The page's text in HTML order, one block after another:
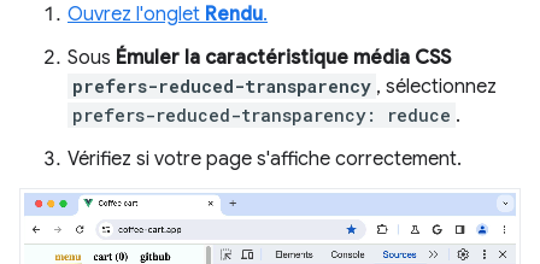
Ouvrez l'onglet Rendu.
Sous Émuler la caractéristique média CSS
prefers-reduced-transparency , sélectionnez
prefers-reduced-transparency: reduce .
Vérifiez si votre page s'affiche correctement.